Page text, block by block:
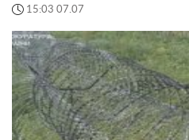
15:03 07.07